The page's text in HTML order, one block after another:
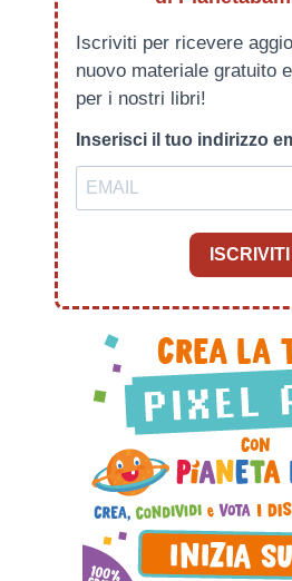
Iscriviti per ricevere
nuovo materiale gratuito
per i nostri libri!
Inserisci il tuo indirizzo
ISCRIVITI